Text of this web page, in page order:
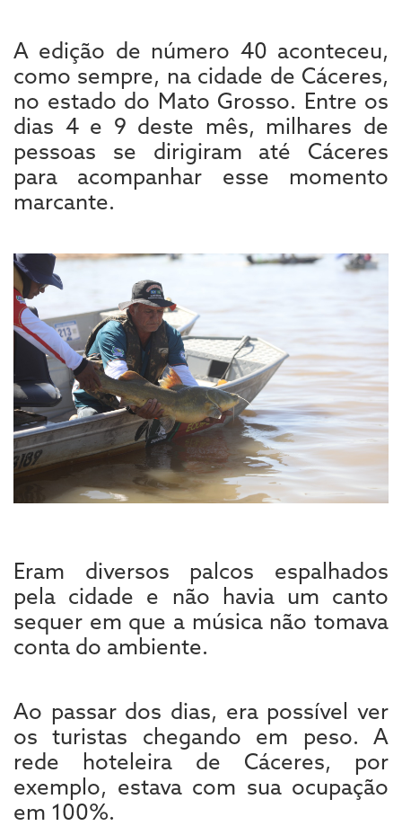
A edição de número 40 aconteceu,
como sempre, na cidade de Cáceres,
no estado do Mato Grosso. Entre os
dias 4 e 9 deste mês, milhares de
pessoas se dirigiram até Cáceres
para acompanhar esse momento
marcante.
Eram diversos palcos espalhados
pela cidade e não havia um canto
sequer em que a música não tomava
conta do ambiente.
Ao passar dos dias, era possível ver
os turistas chegando em peso. A
rede hoteleira de Cáceres, por
exemplo, estava com sua ocupação
em 100%.